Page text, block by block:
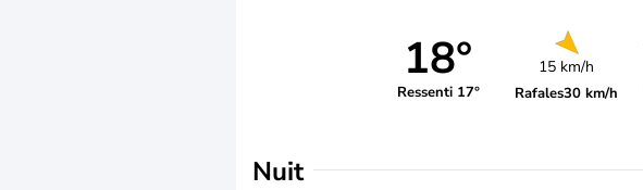
18°
Ressenti 17°
15 km/h
Rafales30 km/h
Nuit